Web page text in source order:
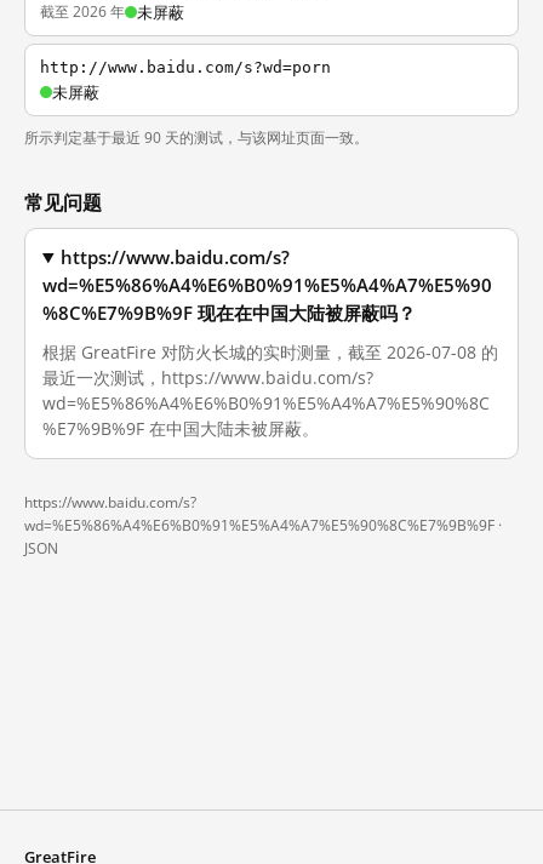
截至 2026 年 未屏蔽
http://www.baidu.com/s?wd=porn
未屏蔽
所示判定基于最近 90 天的测试，与该网址页面一致。
常见问题
https://www.baidu.com/s?
wd=%E5%86%A4%E6%B0%91%E5%A4%A7%E5%90
%8C%E7%9B%9F 现在在中国大陆被屏蔽吗？
根据 GreatFire 对防火长城的实时测量，截至 2026-07-08 的
最近一次测试，https://www.baidu.com/s?
wd=%E5%86%A4%E6%B0%91%E5%A4%A7%E5%90%8C
%E7%9B%9F 在中国大陆未被屏蔽。
https://www.baidu.com/s?
wd=%E5%86%A4%E6%B0%91%E5%A4%A7%E5%90%8C%E7%9B%9F ·
JSON
GreatFire